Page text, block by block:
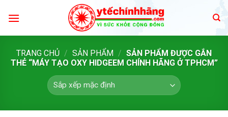
TRANG CHỦ / SẢN PHẨM / SẢN PHẨM ĐƯỢC GẮN
THẺ “MÁY TẠO OXY HIDGEEM CHÍNH HÃNG Ở TPHCM”